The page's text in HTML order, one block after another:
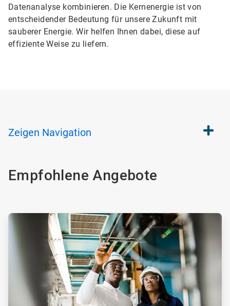
Datenanalyse kombinieren. Die Kernenergie ist von
entscheidender Bedeutung für unsere Zukunft mit
sauberer Energie. Wir helfen Ihnen dabei, diese auf
effiziente Weise zu liefern.
Zeigen Navigation
Empfohlene Angebote
ArticleTile